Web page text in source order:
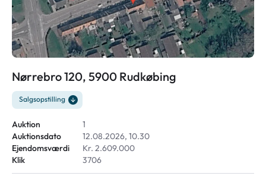
Nørrebro 120, 5900 Rudkøbing
Salgsopstilling
Auktion
1
Auktionsdato
12.08.2026, 10.30
Ejendomsværdi
Kr. 2.609.000
Klik
3706